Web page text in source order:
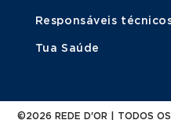
Responsáveis
Tua Saúde
©2026 REDE D'OR | TODOS OS